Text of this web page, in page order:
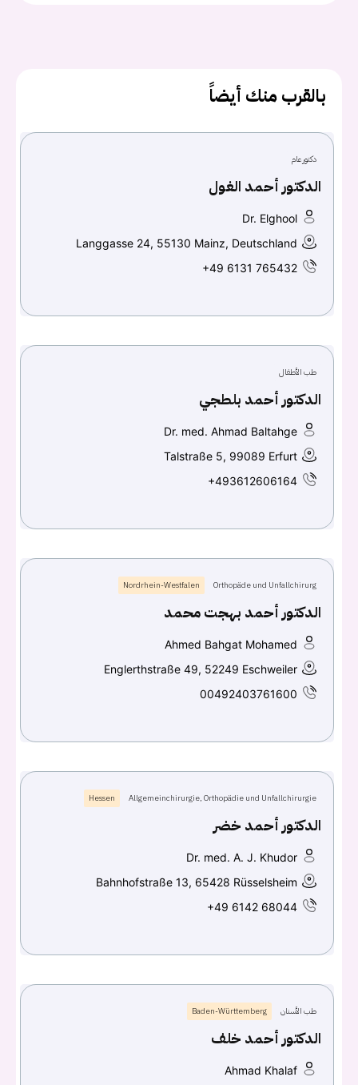
Facebook
Continue with Google
بالقرب منك أيضاً
دكتور عام
الدكتور أحمد الغول
Dr. Elghool
Langgasse 24, 55130 Mainz, Deutschland
+49 6131 765432
طب الأطفال
الدكتور أحمد بلطجي
Dr. med. Ahmad Baltahge
Talstraße 5, 99089 Erfurt
+493612606164
Orthopäde und Unfallchirurg
Nordrhein-Westfalen
الدكتور أحمد بهجت محمد
Ahmed Bahgat Mohamed
Englerthstraße 49, 52249 Eschweiler
00492403761600
Allgemeinchirurgie, Orthopädie und Unfallchirurgie
Hessen
الدكتور أحمد خضر
Dr. med. A. J. Khudor
Bahnhofstraße 13, 65428 Rüsselsheim
+49 6142 68044
طب الأسنان Baden-Württemberg
الدكتور أحمد خلف
Ahmad Khalaf